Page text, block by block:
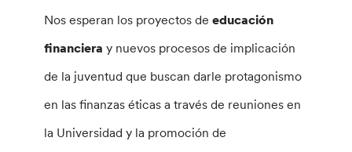
Nos esperan los proyectos deeducación
financiera y nuevos procesos de implicación
de la juventud que buscan darle protagonismo
en las finanzas éticas a través de reuniones en
la Universidad y la promoción de